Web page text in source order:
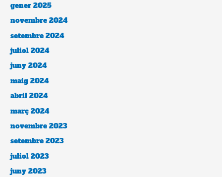
gener 2025
novembre 2024
setembre 2024
juliol 2024
juny 2024
maig 2024
abril 2024
març 2024
novembre 2023
setembre 2023
juliol 2023
juny 2023